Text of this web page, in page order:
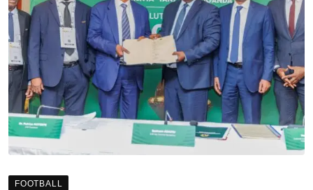
FOOTBALL